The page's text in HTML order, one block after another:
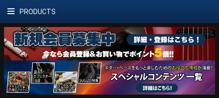
PRODUCTS